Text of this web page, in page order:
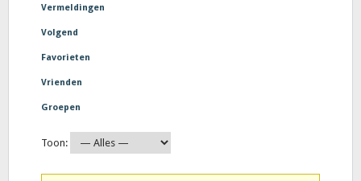
Vermeldingen
Volgend
Favorieten
Vrienden
Groepen
Toon: